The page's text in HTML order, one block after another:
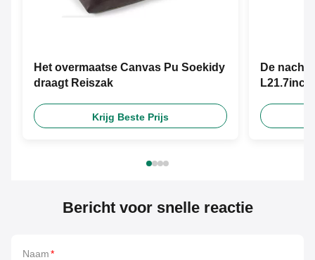
Het overmaatse Canvas Pu Soekidy
draagt Reiszak
Krijg Beste Prijs
De
Bericht voor snelle reactie
Naam*